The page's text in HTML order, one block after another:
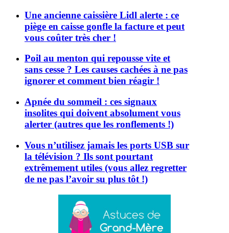
Une ancienne caissière Lidl alerte : ce
piège en caisse gonfle la facture et peut
vous coûter très cher !
Poil au menton qui repousse vite et
sans cesse ? Les causes cachées à ne pas
ignorer et comment bien réagir !
Apnée du sommeil : ces signaux
insolites qui doivent absolument vous
alerter (autres que les ronflements !)
Vous n’utilisez jamais les ports USB sur
la télévision ? Ils sont pourtant
extrêmement utiles (vous allez regretter
de ne pas l’avoir su plus tôt !)